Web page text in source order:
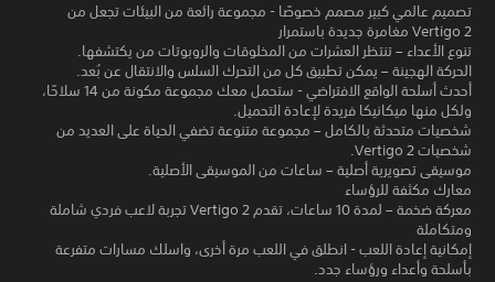
تصميم عالمي كبير مصمم خصوصًا - مجموعة رائعة من البيئات تجعل من
Vertigo 2 مغامرة جديدة باستمرار
تنوع الأعداء – تنتظر العشرات من المخلوقات والروبوتات من يكتشفها.
الحركة الهجينة – يمكن تطبيق كل من التحرك السلس والانتقال عن بُعد.
أحدث أسلحة الواقع الافتراضي - ستحمل معك مجموعة مكونة من 14 سلاحًا،
ولكل منها ميكانيكا فريدة لإعادة التحميل.
شخصيات متحدثة بالكامل – مجموعة متنوعة تضفي الحياة على العديد من
شخصيات Vertigo 2.
موسيقى تصويرية أصلية – ساعات من الموسيقى الأصلية.
معارك مكثفة للرؤساء
معركة ضخمة – لمدة 10 ساعات، تقدم Vertigo 2 تجربة لاعب فردي شاملة
ومتكاملة
إمكانية إعادة اللعب - انطلق في اللعب مرة أخرى، واسلك مسارات متفرعة
بأسلحة وأعداء ورؤساء جدد.